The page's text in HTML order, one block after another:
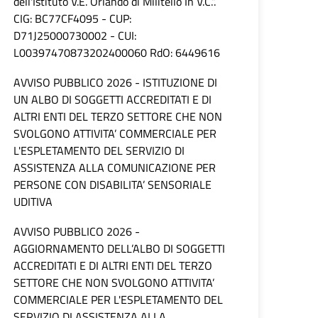
CIG: BC77CF4095 - CUP:
D71J25000730002 - CUI:
L00397470873202400060 RdO: 6449616
AVVISO PUBBLICO 2026 - ISTITUZIONE DI
UN ALBO DI SOGGETTI ACCREDITATI E DI
ALTRI ENTI DEL TERZO SETTORE CHE NON
SVOLGONO ATTIVITA’ COMMERCIALE PER
L'ESPLETAMENTO DEL SERVIZIO DI
ASSISTENZA ALLA COMUNICAZIONE PER
PERSONE CON DISABILITA’ SENSORIALE
UDITIVA
AVVISO PUBBLICO 2026 -
AGGIORNAMENTO DELL’ALBO DI SOGGETTI
ACCREDITATI E DI ALTRI ENTI DEL TERZO
SETTORE CHE NON SVOLGONO ATTIVITA’
COMMERCIALE PER L'ESPLETAMENTO DEL